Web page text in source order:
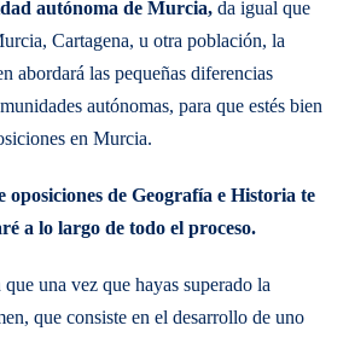
autónoma de Murcia, da igual que
Cartagena, u otra población, la
abordará las pequeñas diferencias
autónomas, para que estés bien
en Murcia.
de Geografía e Historia te
a lo largo de todo el proceso.
una vez que hayas superado la
que consiste en el desarrollo de uno